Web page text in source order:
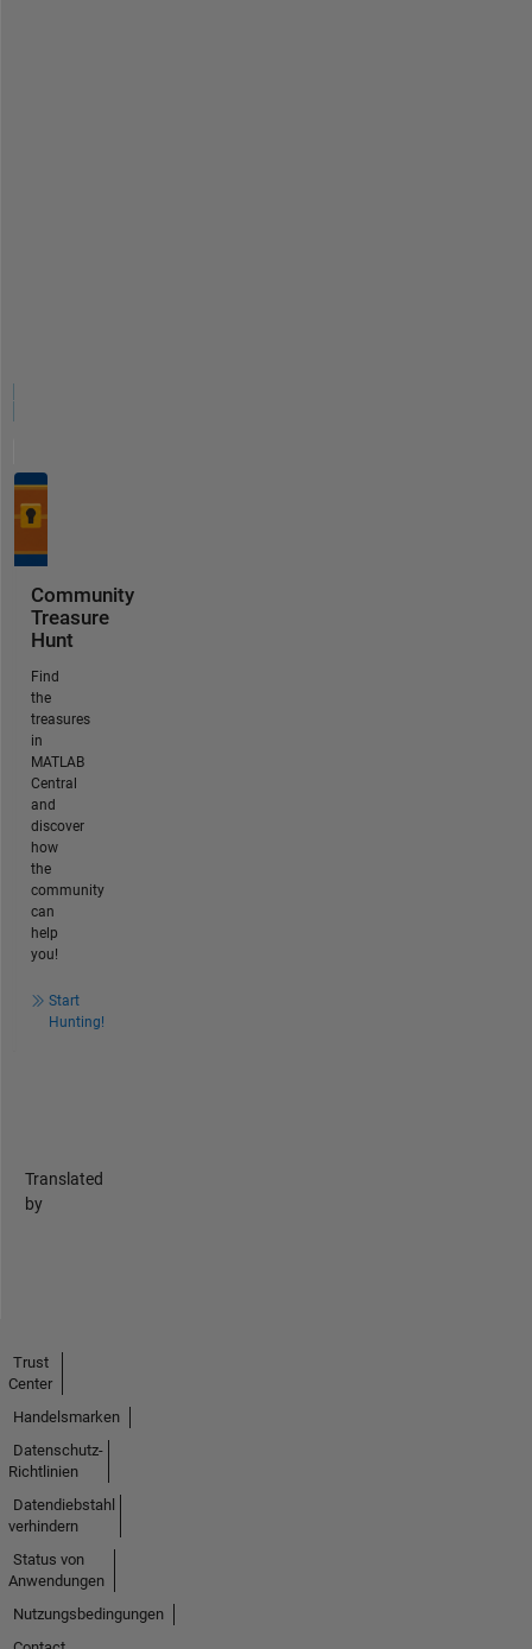
Community
Treasure
Hunt
Find
the
treasures
in
MATLAB
Central
and
discover
how
the
community
can
help
you!
Start
Hunting!
Translated
by
Trust
Center
Handelsmarken
Datenschutz-
Richtlinien
Datendiebstahl
verhindern
Status von
Anwendungen
Nutzungsbedingungen